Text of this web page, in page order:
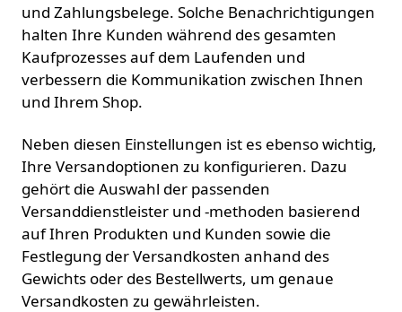
und Zahlungsbelege. Solche Benachrichtigungen
halten Ihre Kunden während des gesamten
Kaufprozesses auf dem Laufenden und
verbessern die Kommunikation zwischen Ihnen
und Ihrem Shop.
Neben diesen Einstellungen ist es ebenso wichtig,
Ihre Versandoptionen zu konfigurieren. Dazu
gehört die Auswahl der passenden
Versanddienstleister und -methoden basierend
auf Ihren Produkten und Kunden sowie die
Festlegung der Versandkosten anhand des
Gewichts oder des Bestellwerts, um genaue
Versandkosten zu gewährleisten.